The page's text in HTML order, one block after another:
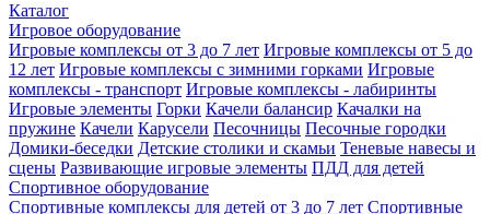
Каталог
Игровое оборудование
Игровые комплексы от 3 до 7 лет Игровые комплексы от 5 до
12 лет Игровые комплексы с зимними горками Игровые
комплексы - транспорт Игровые комплексы - лабиринты
Игровые элементы Горки Качели балансир Качалки на
пружине Качели Карусели Песочницы Песочные городки
Домики-беседки Детские столики и скамьи Теневые навесы и
сцены Развивающие игровые элементы ПДД для детей
Спортивное оборудование
Спортивные комплексы для детей от 3 до 7 лет Спортивные